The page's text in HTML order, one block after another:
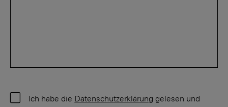
Ich habe die Datenschutzerklärung gelesen und